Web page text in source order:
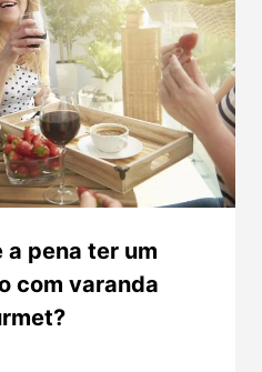
a pena ter um
com varanda